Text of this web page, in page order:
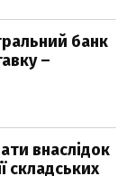
банк
–
внаслідок
складських